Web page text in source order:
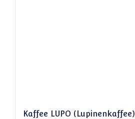
Kaffee LUPO (Lupinenkaffee)